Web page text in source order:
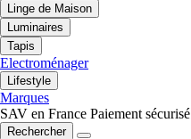
Linge de Maison
Luminaires
Tapis
Electroménager
Lifestyle
Marques
SAV en France Paiement sécurisé
Rechercher